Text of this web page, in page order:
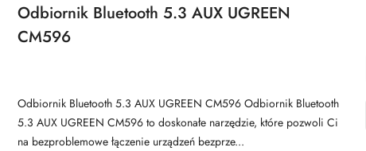
Odbiornik Bluetooth 5.3 AUX UGREEN
CM596
Odbiornik Bluetooth 5.3 AUX UGREEN CM596 Odbiornik Bluetooth
5.3 AUX UGREEN CM596 to doskonałe narzędzie, które pozwoli Ci
na bezproblemowe łączenie urządzeń bezprze...